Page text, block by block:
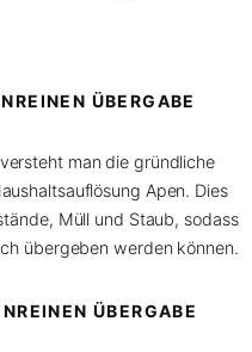
ÜBERGABE
man die gründliche
Apen. Dies
Müll und Staub, sodass
übergeben werden können.
ÜBERGABE